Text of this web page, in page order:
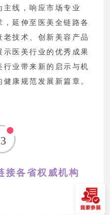
线，响应市场专业
延伸至医美全链路各
技术、创新美容产品
医美行业的优秀成果
业带来新的启示与机
康规范发展新篇章。
接各省权威机构